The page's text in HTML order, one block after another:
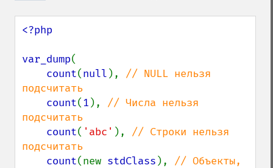
<?php
var_dump(
count(null ), // NULL нельзя
подсчитать
count(1 ), // Числа нельзя
подсчитать
count( 'abc' ), // Строки нельзя
подсчитать
count(new stdClass ), // Объекты,